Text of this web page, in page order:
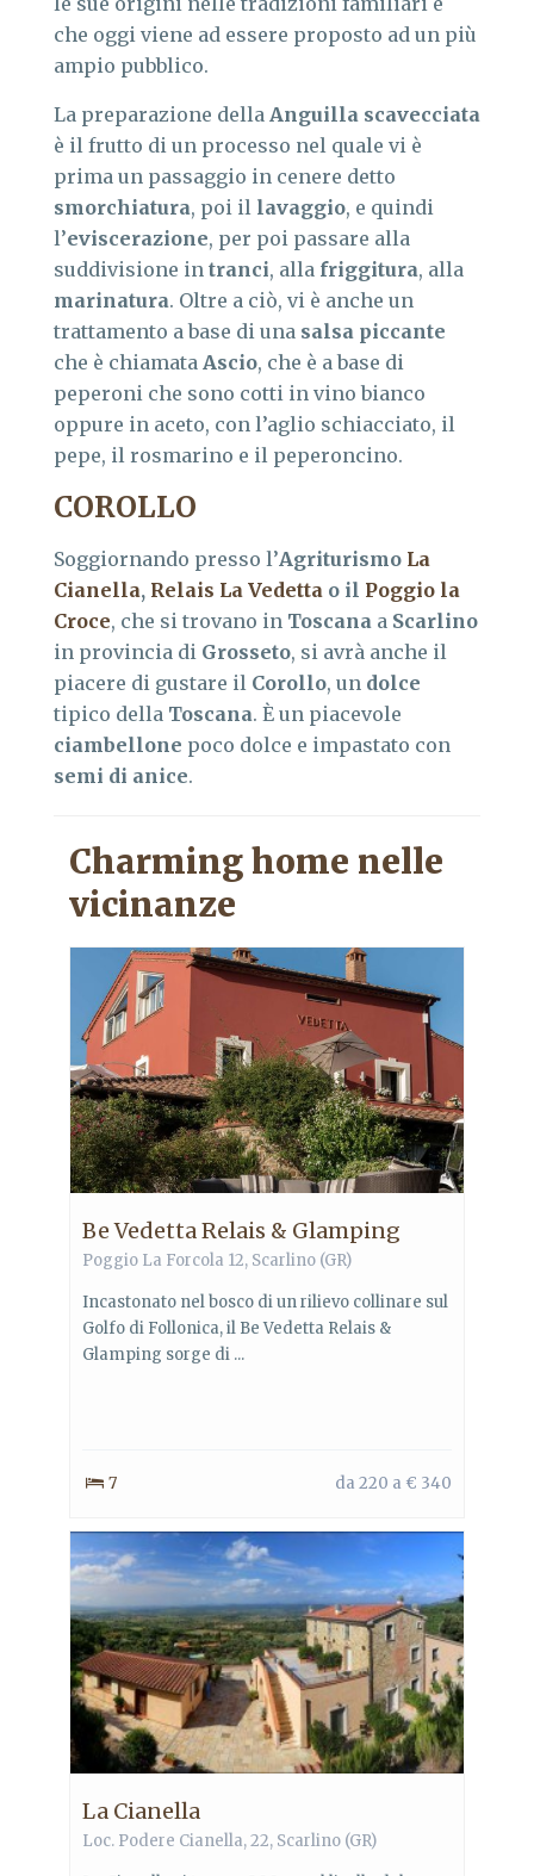
che oggi viene ad essere proposto ad un più
ampio pubblico.
La preparazione della Anguilla scavecciata
è il frutto di un processo nel quale vi è
prima un passaggio in cenere detto
smorchiatura, poi il lavaggio, e quindi
l’eviscerazione, per poi passare alla
suddivisione in tranci, alla friggitura, alla
marinatura. Oltre a ciò, vi è anche un
trattamento a base di una salsa piccante
che è chiamata Ascio, che è a base di
peperoni che sono cotti in vino bianco
oppure in aceto, con l’aglio schiacciato, il
pepe, il rosmarino e il peperoncino.
COROLLO
Soggiornando presso l’Agriturismo La
Cianella, Relais La Vedetta o il Poggio la
Croce, che si trovano in Toscana a Scarlino
in provincia di Grosseto, si avrà anche il
piacere di gustare il Corollo, un dolce
tipico della Toscana. È un piacevole
ciambellone poco dolce e impastato con
semi di anice.
Charming home nelle
vicinanze
Be Vedetta Relais & Glamping
Poggio La Forcola 12, Scarlino (GR)
Incastonato nel bosco di un rilievo collinare sul
Golfo di Follonica, il Be Vedetta Relais &
Glamping sorge di ...
7 da 220 a € 340
La Cianella
Loc. Podere Cianella, 22, Scarlino (GR)